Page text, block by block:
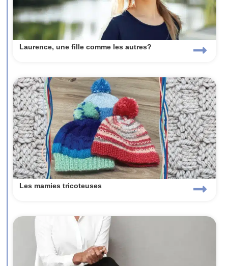
Laurence, une fille comme les autres?
Les mamies tricoteuses